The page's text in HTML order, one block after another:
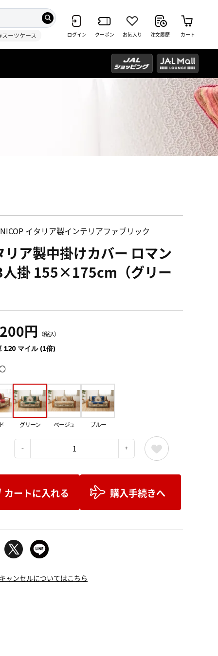
スーツケース ログイン クーポン お気入り 注文履歴 カート
FINICOP イタリア製インテリアファブリック
リア製中掛けカバー ロマン
人掛 155×175cm（グリー
円 （税込）
120 マイル (1倍)
グリーン ベージュ ブルー
カートに入れる 購入手続きへ
ャンセルについてはこちら